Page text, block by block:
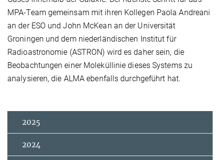
MPA-Team gemeinsam mit ihren Kollegen Paola Andreani
an der ESO und John McKean an der Universität
Groningen und dem niederländischen Institut für
Radioastronomie (ASTRON) wird es daher sein, die
Beobachtungen einer Moleküllinie dieses Systems zu
analysieren, die ALMA ebenfalls durchgeführt hat.
2025
2024